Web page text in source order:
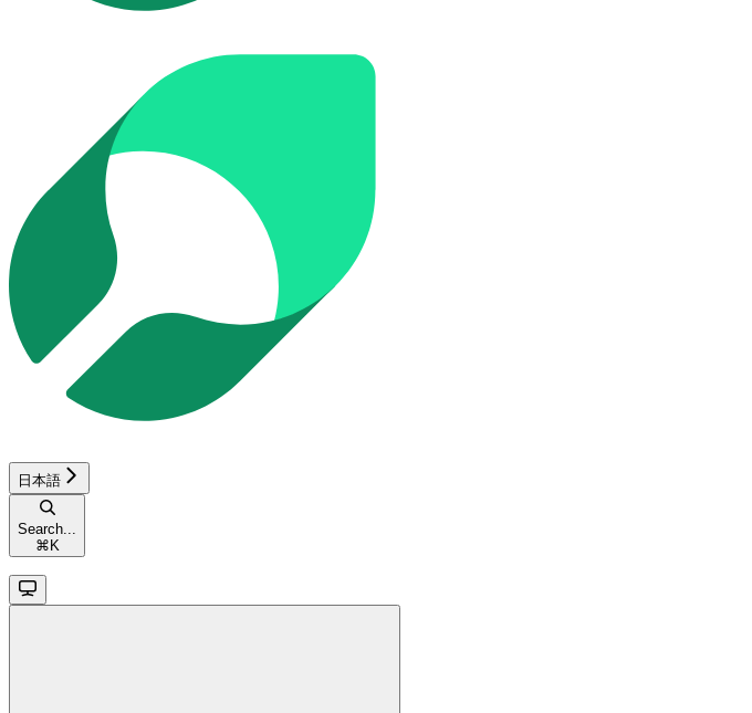
日本語
Search...
⌘ K